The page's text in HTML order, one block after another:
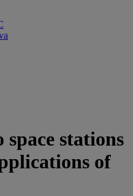
stations
of